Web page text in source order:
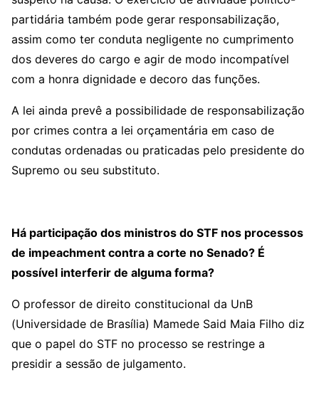
partidária também pode gerar responsabilização,
assim como ter conduta negligente no cumprimento
dos deveres do cargo e agir de modo incompatível
com a honra dignidade e decoro das funções.
A lei ainda prevê a possibilidade de responsabilização
por crimes contra a lei orçamentária em caso de
condutas ordenadas ou praticadas pelo presidente do
Supremo ou seu substituto.
Há participação dos ministros do STF nos processos
de impeachment contra a corte no Senado? É
possível interferir de alguma forma?
O professor de direito constitucional da UnB
(Universidade de Brasília) Mamede Said Maia Filho diz
que o papel do STF no processo se restringe a
presidir a sessão de julgamento.